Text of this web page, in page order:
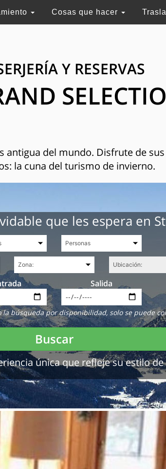
Cosas que hacer
Y RESERVAS
del mundo. Disfrute de
la cuna del turismo de invierno.
que les espera en
Salida
la búsqueda por disponibilidad, solo se puede
Buscar
única que refleje su estilo